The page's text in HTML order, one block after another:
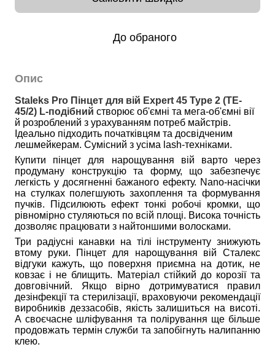
До обраного
Опис
Staleks Pro Пінцет для вій Expert 45 Type 2 (TE-
45/2) L-подібний створює об'ємні та мега-об'ємні вії
й розроблений з урахуванням потреб майстрів.
Ідеально підходить початківцям та досвідченим
лешмейкерам. Сумісний з усіма lash-техніками.
Купити пінцет для нарощування вій варто через
продуману конструкцію та форму, що забезпечує
легкість у досягненні бажаного ефекту. Nano-насічки
на стулках полегшують захоплення та формування
пучків. Підсилюють ефект тонкі робочі кромки, що
рівномірно стуляються по всій площі. Висока точність
дозволяє працювати з найтоншими волосками.
Три радіусні канавки на тілі інструменту знижують
втому руки. Пінцет для нарощування вій Сталекс
відгуки кажуть, що поверхня приємна на дотик, не
ковзає і не блищить. Матеріал стійкий до корозії та
довговічний. Якщо вірно дотримуватися правил
дезінфекції та стерилізації, враховуючи рекомендації
виробників деззасобів, якість залишиться на висоті.
А своєчасне шліфування та полірування ще більше
продовжать термін служби та запобігнуть налипанню
клею.